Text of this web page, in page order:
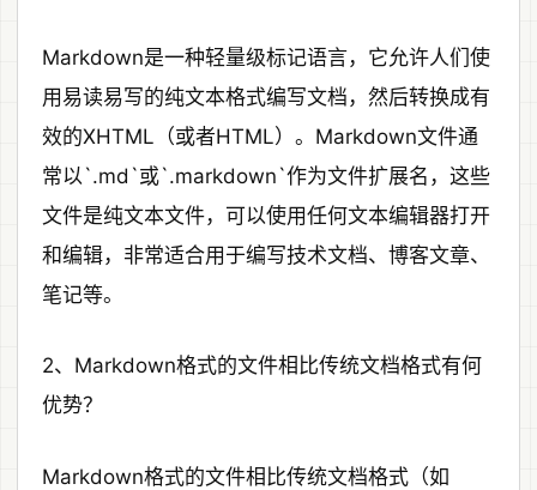
Markdown是一种轻量级标记语言，它允许人们使
用易读易写的纯文本格式编写文档，然后转换成有
效的XHTML（或者HTML）。Markdown文件通
常以`.md`或`.markdown`作为文件扩展名，这些
文件是纯文本文件，可以使用任何文本编辑器打开
和编辑，非常适合用于编写技术文档、博客文章、
笔记等。
2、Markdown格式的文件相比传统文档格式有何
优势？
Markdown格式的文件相比传统文档格式（如